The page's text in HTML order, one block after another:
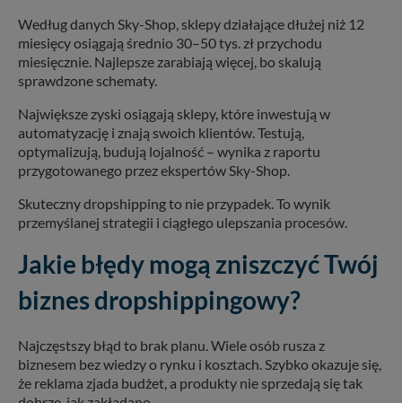
Według danych Sky-Shop, sklepy działające dłużej niż 12
miesięcy osiągają średnio 30–50 tys. zł przychodu
miesięcznie. Najlepsze zarabiają więcej, bo skalują
sprawdzone schematy.
Największe zyski osiągają sklepy, które inwestują w
automatyzację i znają swoich klientów. Testują,
optymalizują, budują lojalność – wynika z raportu
przygotowanego przez ekspertów Sky-Shop.
Skuteczny dropshipping to nie przypadek. To wynik
przemyślanej strategii i ciągłego ulepszania procesów.
Jakie błędy mogą zniszczyć Twój
biznes dropshippingowy?
Najczęstszy błąd to brak planu. Wiele osób rusza z
biznesem bez wiedzy o rynku i kosztach. Szybko okazuje się,
że reklama zjada budżet, a produkty nie sprzedają się tak